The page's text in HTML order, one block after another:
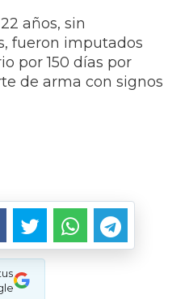
años, sin
fueron imputados
por 150 días por
de arma con signos